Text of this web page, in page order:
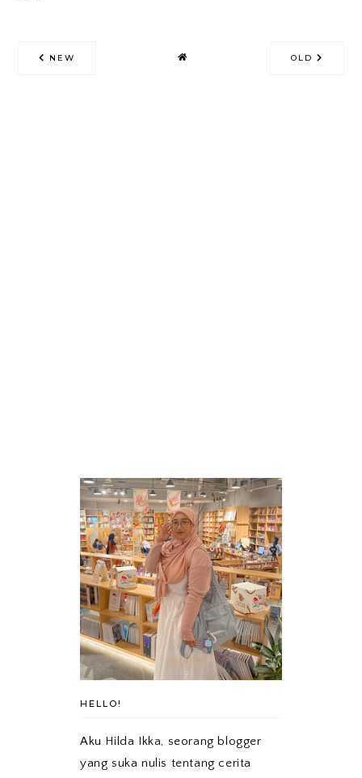
NEW OLD
HELLO!
Aku Hilda Ikka, seorang blogger
yang suka nulis tentang cerita